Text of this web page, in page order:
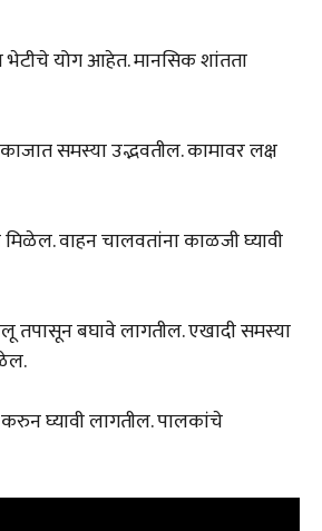
भेटीचे योग आहेत. मानसिक शांतता
समस्या उद्भवतील. कामावर लक्ष
मिळेल. वाहन चालवतांना काळजी घ्यावी
तपासून बघावे लागतील. एखादी समस्या
घ्यावी लागतील. पालकांचे